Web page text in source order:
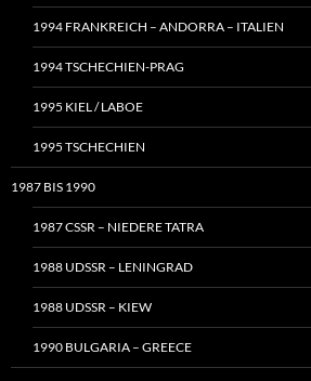
1994 FRANKREICH – ANDORRA – ITALIEN
1994 TSCHECHIEN-PRAG
1995 KIEL / LABOE
1995 TSCHECHIEN
1987 BIS 1990
1987 CSSR – NIEDERE TATRA
1988 UDSSR – LENINGRAD
1988 UDSSR – KIEW
1990 BULGARIA – GREECE